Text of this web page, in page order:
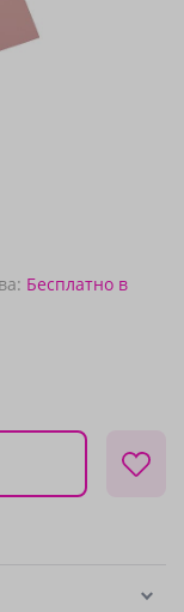
Бесплатно в